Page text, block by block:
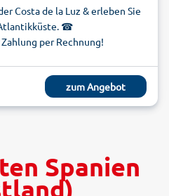
dem Namen nach zu
ist jedoch von ausgedehnten
umgeben, die unter
Ihrer Pauschalreise können Sie
zu Pferd auf zahlreichen
Naturpark „Marismas de
Lebensraum. Er ist auch die
Die Schönheit dieser
Costa de la Luz & erleben Sie
☎
per Rechnung!
zum Angebot
Spanien